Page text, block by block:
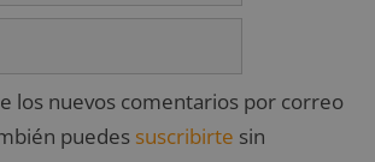
los nuevos comentarios por correo
puedes suscribirte sin